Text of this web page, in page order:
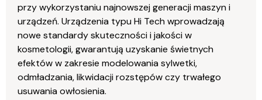
przy wykorzystaniu najnowszej generacji maszyn i
urządzeń. Urządzenia typu Hi Tech wprowadzają
nowe standardy skuteczności i jakości w
kosmetologii, gwarantują uzyskanie świetnych
efektów w zakresie modelowania sylwetki,
odmładzania, likwidacji rozstępów czy trwałego
usuwania owłosienia.